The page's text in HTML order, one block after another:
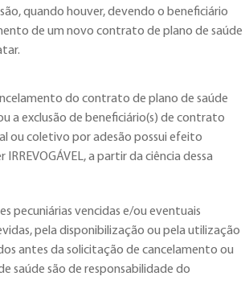
quando houver, devendo o beneficiário
de um novo contrato de plano de saúde
do contrato de plano de saúde
a exclusão de beneficiário(s) de contrato
ou coletivo por adesão possui efeito
IRREVOGÁVEL, a partir da ciência dessa
pecuniárias vencidas e/ou eventuais
pela disponibilização ou pela utilização
antes da solicitação de cancelamento ou
saúde são de responsabilidade do